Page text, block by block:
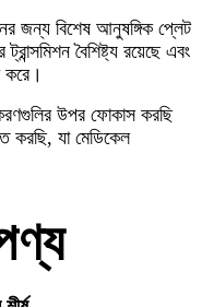
জন্য বিশেষ আনুষঙ্গিক প্লেট
বৈশিষ্ট্য রয়েছে এবং
করে।
উপর ফোকাস করছি
করছি, যা মেডিকেল